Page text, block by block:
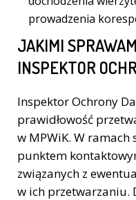
prowadzenia
JAKIMI
INSPEKTOR
Inspektor Ochrony
prawidłowość
w MPWiK. W ramach
punktem
związanych z
w ich przetwarzaniu.